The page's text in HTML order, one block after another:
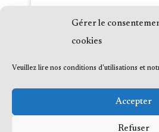
Gérer le
cookies
Veuillez lire nos conditions d'utilisations et
Accepter
Refuser
2016-07-27
Média :Radio-Canada
Dominique Arnoldi